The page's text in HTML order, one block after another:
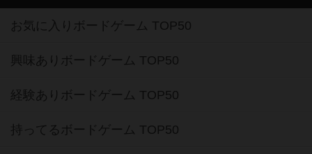
お気に入りボードゲーム TOP50
興味ありボードゲーム TOP50
経験ありボードゲーム TOP50
持ってるボードゲーム TOP50